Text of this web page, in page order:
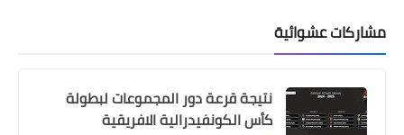
مشاركات عشوائية
نتيجة قرعة دور المجموعات لبطولة
كأس الكونفيدرالية الافريقية